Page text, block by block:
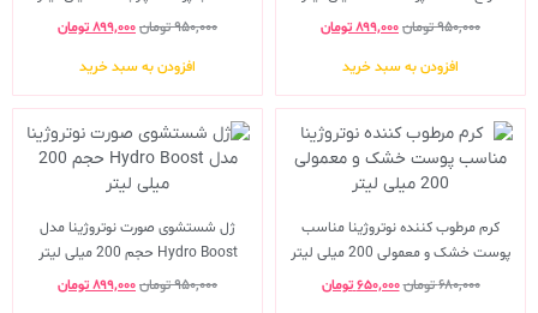
۹۵۰,۰۰۰تومان۸۹۹,۰۰۰تومان
افزودن به سبد خرید
۹۵۰,۰۰۰تومان۸۹۹,۰۰۰تومان
افزودن به سبد خرید
کرم مرطوب کننده نوتروژینا مناسب
پوست خشک و معمولی 200 میلی لیتر
۶۸۰,۰۰۰تومان۶۵۰,۰۰۰ تومان
ژل شستشوی صورت نوتروژینا مدل
Hydro Boost حجم 200 میلی لیتر
۹۵۰,۰۰۰تومان۸۹۹,۰۰۰تومان